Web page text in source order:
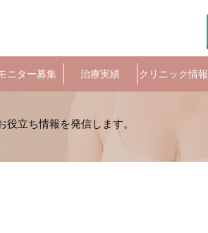
ニター募集 治療実績 クリニック情報